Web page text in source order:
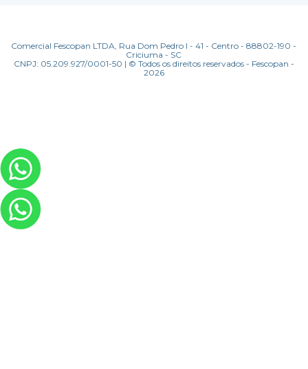
Comercial Fescopan LTDA, Rua Dom Pedro I - 41 - Centro - 88802-190 -
Criciuma - SC
CNPJ: 05.209.927/0001-50 | © Todos os direitos reservados - Fescopan -
2026